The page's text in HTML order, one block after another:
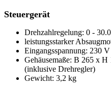
Steuergerät
Drehzahlregelung: 0 -
leistungsstarker
Eingangsspannung: 230 V
Gehäusemaße: B 265 x
(inklusive Drehregler)
Gewicht: 3,2 kg